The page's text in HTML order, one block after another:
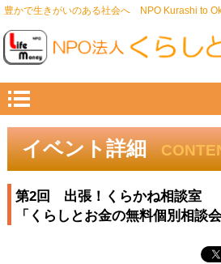
豊かで生きがいのある社会へ NPO Kurashi to
イベント詳細
第2回 出張！くらかね相談室
「くらしとお金の無料個別相談会